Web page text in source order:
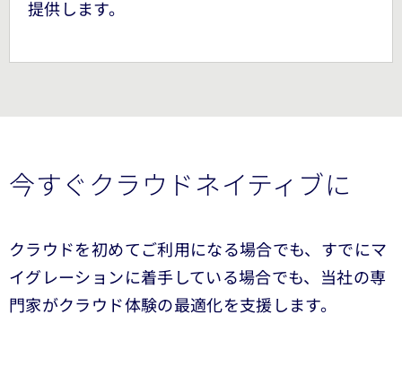
提供します。
今すぐクラウドネイティブに
クラウドを初めてご利用になる場合でも、すでにマ
イグレーションに着手している場合でも、当社の専
門家がクラウド体験の最適化を支援します。